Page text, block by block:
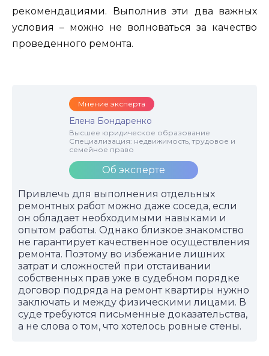
рекомендациями. Выполнив эти два важных
условия – можно не волноваться за качество
проведенного ремонта.
Мнение эксперта
Елена Бондаренко
Высшее юридическое образование
Специализация: недвижимость, трудовое и
семейное право
Об эксперте
Привлечь для выполнения отдельных
ремонтных работ можно даже соседа, если
он обладает необходимыми навыками и
опытом работы. Однако близкое знакомство
не гарантирует качественное осуществления
ремонта. Поэтому во избежание лишних
затрат и сложностей при отстаивании
собственных прав уже в судебном порядке
договор подряда на ремонт квартиры нужно
заключать и между физическими лицами. В
суде требуются письменные доказательства,
а не слова о том, что хотелось ровные стены.